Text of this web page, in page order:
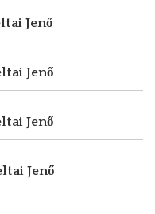
Jenő
Jenő
Jenő
Jenő